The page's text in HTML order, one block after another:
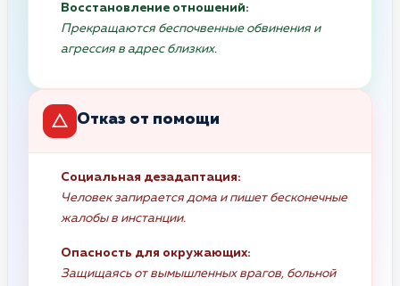
Восстановление отношений:
Прекращаются беспочвенные обвинения и
агрессия в адрес близких.
Отказ от помощи
Социальная дезадаптация:
Человек запирается дома и пишет бесконечные
жалобы в инстанции.
Опасность для окружающих:
Защищаясь от вымышленных врагов, больной